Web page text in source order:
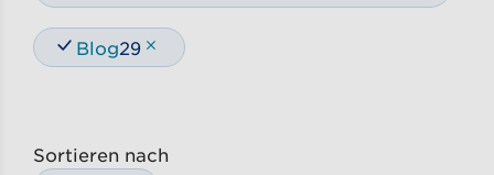
Blog29
Sortieren nach